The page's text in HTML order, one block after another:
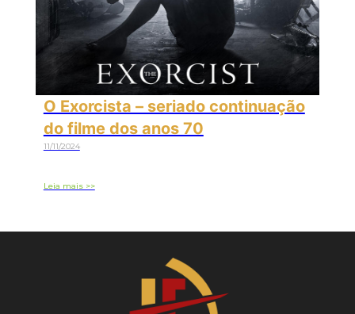
O Exorcista – seriado continuação
do filme dos anos 70
11/11/2024
Leia mais >>